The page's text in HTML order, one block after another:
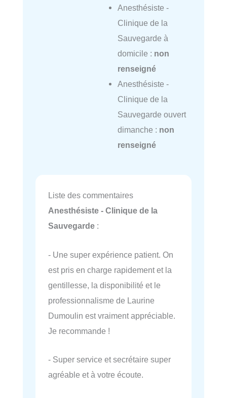
Anesthésiste -
Clinique de la
Sauvegarde à
domicile : non
renseigné
Anesthésiste -
Clinique de la
Sauvegarde ouvert
dimanche : non
renseigné
Liste des commentaires
Anesthésiste - Clinique de la
Sauvegarde :
- Une super expérience patient. On
est pris en charge rapidement et la
gentillesse, la disponibilité et le
professionnalisme de Laurine
Dumoulin est vraiment appréciable.
Je recommande !
- Super service et secrétaire super
agréable et à votre écoute.